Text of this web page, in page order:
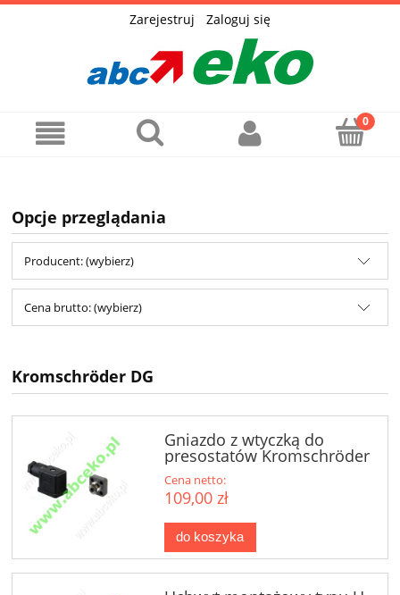
Zarejestruj Zaloguj się
Opcje przeglądania
Producent: (wybierz)
Cena brutto: (wybierz)
Kromschröder DG
Gniazdo z wtyczką do
presostatów Kromschröder
DG 74915388
Cena netto:
109,00 zł
do koszyka